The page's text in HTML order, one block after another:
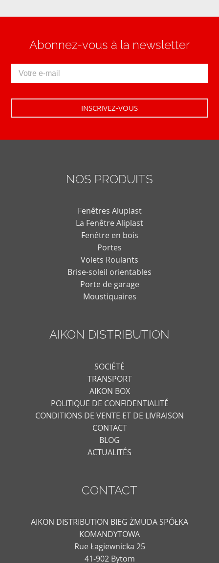
Abonnez-vous à la newsletter
NOS PRODUITS
Fenêtres Aluplast
La Fenêtre Aliplast
Fenêtre en bois
Portes
Volets Roulants
Brise-soleil orientables
Porte de garage
Moustiquaires
AIKON DISTRIBUTION
SOCIÉTÉ
TRANSPORT
AIKON BOX
POLITIQUE DE CONFIDENTIALITÉ
CONDITIONS DE VENTE ET DE LIVRAISON
CONTACT
BLOG
ACTUALITÉS
CONTACT
AIKON DISTRIBUTION BIEG ŻMUDA SPÓŁKA
KOMANDYTOWA
Rue Łagiewnicka 25
41-902 Bytom